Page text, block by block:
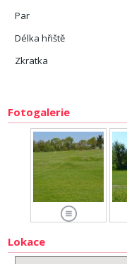
Par
Délka hřiště
Zkratka
Fotogalerie
Lokace